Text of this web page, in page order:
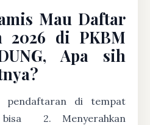
Mau Daftar
2026 di PKBM
Apa sih
pendaftaran di tempat
bisa
2. Menyerahkan